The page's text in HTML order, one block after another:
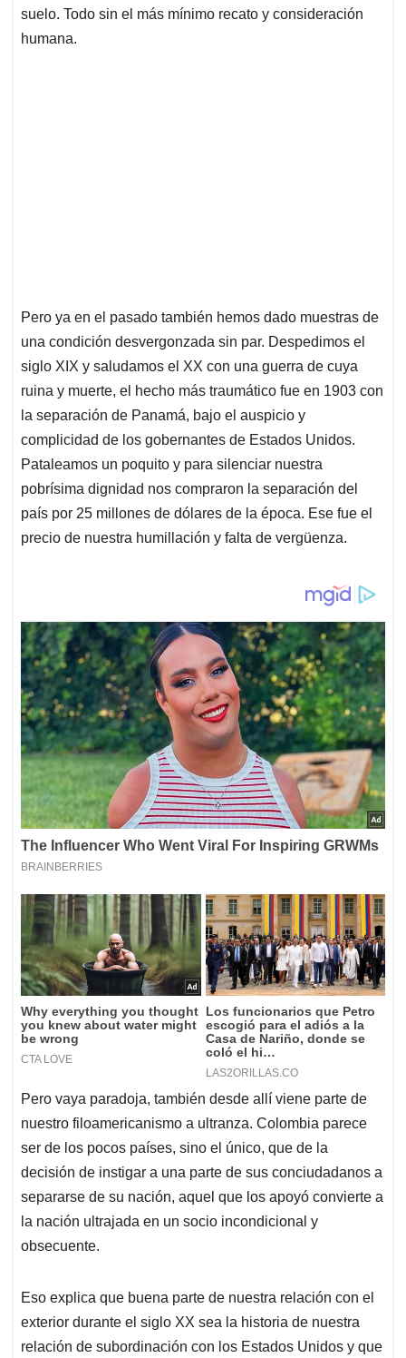
suelo. Todo sin el más mínimo recato y consideración
humana.
Pero ya en el pasado también hemos dado muestras de
una condición desvergonzada sin par. Despedimos el
siglo XIX y saludamos el XX con una guerra de cuya
ruina y muerte, el hecho más traumático fue en 1903 con
la separación de Panamá, bajo el auspicio y
complicidad de los gobernantes de Estados Unidos.
Pataleamos un poquito y para silenciar nuestra
pobrísima dignidad nos compraron la separación del
país por 25 millones de dólares de la época. Ese fue el
precio de nuestra humillación y falta de vergüenza.
Pero vaya paradoja, también desde allí viene parte de
nuestro filoamericanismo a ultranza. Colombia parece
ser de los pocos países, sino el único, que de la
decisión de instigar a una parte de sus conciudadanos a
separarse de su nación, aquel que los apoyó convierte a
la nación ultrajada en un socio incondicional y
obsecuente.
Eso explica que buena parte de nuestra relación con el
exterior durante el siglo XX sea la historia de nuestra
relación de subordinación con los Estados Unidos y que